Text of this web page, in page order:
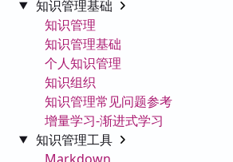
知识管理基础
知识管理
知识管理基础
个人知识管理
知识组织
知识管理常见问题参考
增量学习-渐进式学习
知识管理工具
Markdown